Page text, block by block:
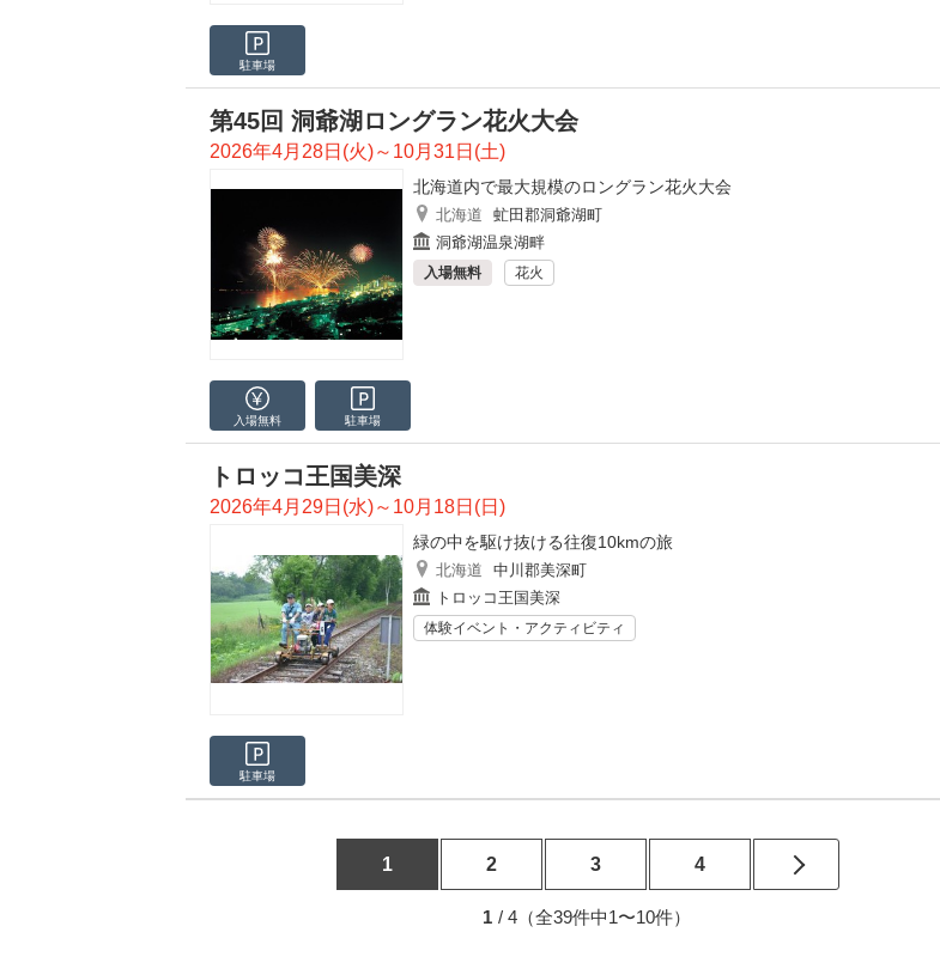
駐車場
第45回 洞爺湖ロングラン花火大会
2026年4月28日(火)～10月31日(土)
北海道内で最大規模のロングラン花火大会
北海道
虻田郡洞爺湖町
洞爺湖温泉湖畔
入場無料 花火
入場無料 駐車場
トロッコ王国美深
2026年4月29日(水)～10月18日(日)
緑の中を駆け抜ける往復10kmの旅
北海道
中川郡美深町
トロッコ王国美深
体験イベント・アクティビティ
駐車場
1 2 3 4
1 / 4（全39件中1〜10件）